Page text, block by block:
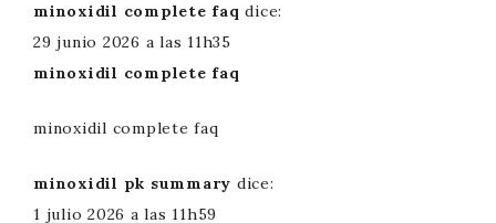
minoxidil complete faq dice:
29 junio 2026 a las 11h35
minoxidil complete faq
minoxidil complete faq
minoxidil pk summary dice:
1 julio 2026 a las 11h59